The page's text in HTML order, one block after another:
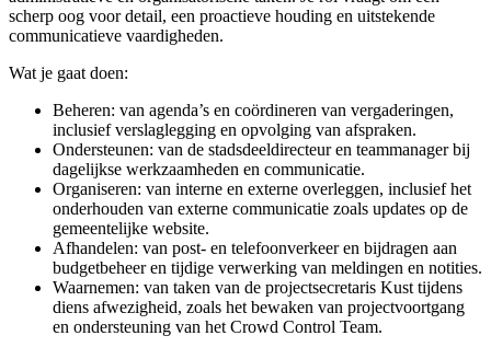
scherp oog voor detail, een proactieve houding en uitstekende
communicatieve vaardigheden.
Wat je gaat doen:
Beheren: van agenda’s en coördineren van vergaderingen,
inclusief verslaglegging en opvolging van afspraken.
Ondersteunen: van de stadsdeeldirecteur en teammanager bij
dagelijkse werkzaamheden en communicatie.
Organiseren: van interne en externe overleggen, inclusief het
onderhouden van externe communicatie zoals updates op de
gemeentelijke website.
Afhandelen: van post- en telefoonverkeer en bijdragen aan
budgetbeheer en tijdige verwerking van meldingen en notities.
Waarnemen: van taken van de projectsecretaris Kust tijdens
diens afwezigheid, zoals het bewaken van projectvoortgang
en ondersteuning van het Crowd Control Team.